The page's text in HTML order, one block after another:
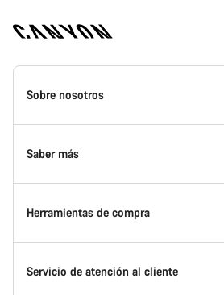
Canyon
Homepage
Sobre nosotros
Conoce Canyon
Innovación en Canyon
Canyon Factory Racing
Saber más
Eventos
Encuentra un punto de servicio Canyon
Herramientas de compra
Encuentra tu bicicleta
Servicio de atención al cliente